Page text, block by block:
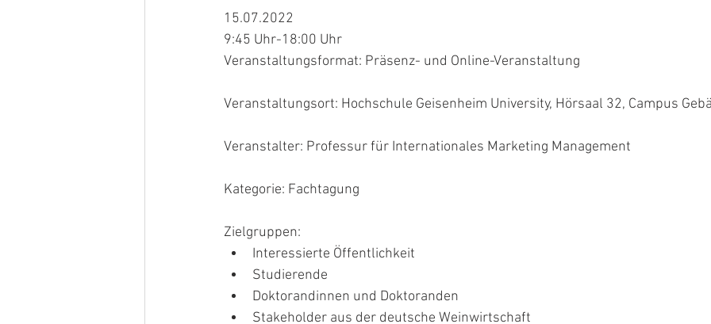
15.07.2022
9:45 Uhr-18:00 Uhr
Veranstaltungsformat: Präsenz- und Online-Veranstaltung
Veranstaltungsort: Hochschule Geisenheim University, Hörsaal 32, Campus
Veranstalter: Professur für Internationales Marketing Management
Kategorie: Fachtagung
Zielgruppen:
Interessierte Öffentlichkeit
Studierende
Doktorandinnen und Doktoranden
Stakeholder aus der deutsche Weinwirtschaft